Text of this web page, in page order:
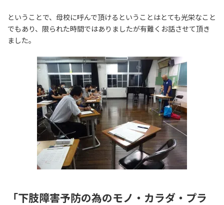
ということで、母校に呼んで頂けるということはとても光栄なこと
でもあり、限られた時間ではありましたが有難くお話させて頂き
ました。
「下肢障害予防の為のモノ・カラダ・プラ